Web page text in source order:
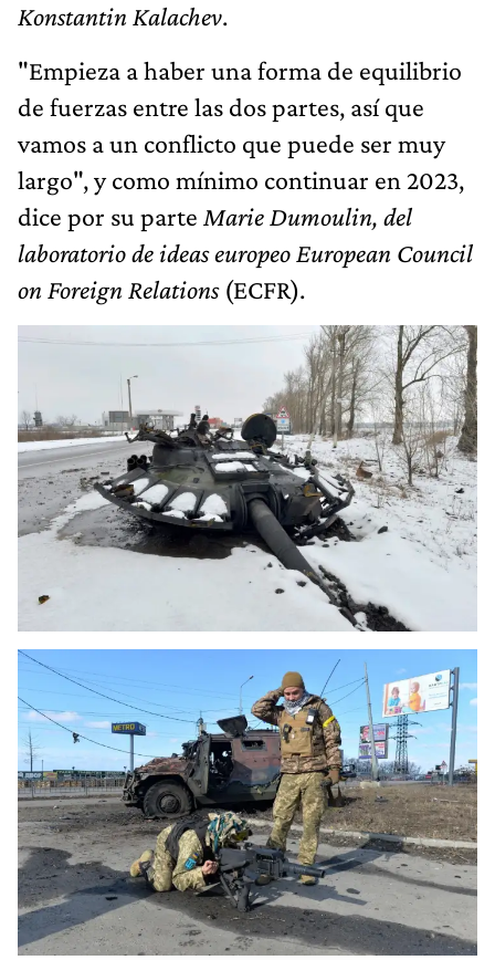
Konstantin Kalachev.
"Empieza a haber una forma de equilibrio
de fuerzas entre las dos partes, así que
vamos a un conflicto que puede ser muy
largo", y como mínimo continuar en 2023,
dice por su parte Marie Dumoulin, del
laboratorio de ideas europeo European Council
on Foreign Relations(ECFR).